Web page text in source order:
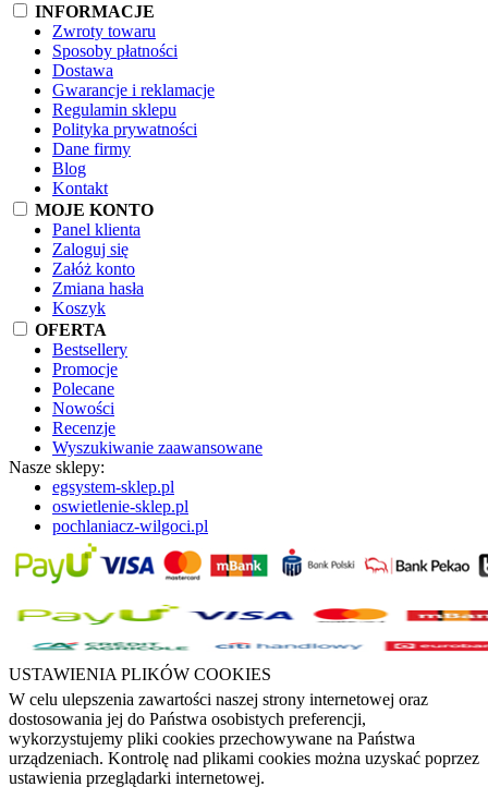
INFORMACJE
Zwroty towaru
Sposoby płatności
Dostawa
Gwarancje i reklamacje
Regulamin sklepu
Polityka prywatności
Dane firmy
Blog
Kontakt
MOJE KONTO
Panel klienta
Zaloguj się
Załóż konto
Zmiana hasła
Koszyk
OFERTA
Bestsellery
Promocje
Polecane
Nowości
Recenzje
Wyszukiwanie zaawansowane
Nasze sklepy:
egsystem-sklep.pl
oswietlenie-sklep.pl
pochlaniacz-wilgoci.pl
USTAWIENIA PLIKÓW COOKIES
W celu ulepszenia zawartości naszej strony internetowej oraz
dostosowania jej do Państwa osobistych preferencji,
wykorzystujemy pliki cookies przechowywane na Państwa
urządzeniach. Kontrolę nad plikami cookies można uzyskać poprzez
ustawienia przeglądarki internetowej.